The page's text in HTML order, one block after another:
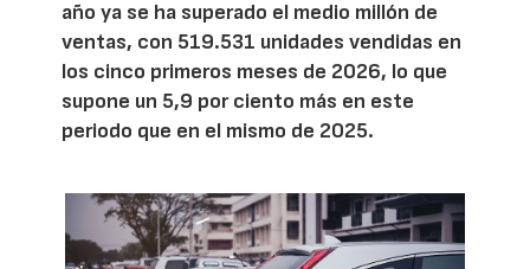
año ya se ha superado el medio millón de
ventas, con 519.531 unidades vendidas en
los cinco primeros meses de 2026, lo que
supone un 5,9 por ciento más en este
periodo que en el mismo de 2025.